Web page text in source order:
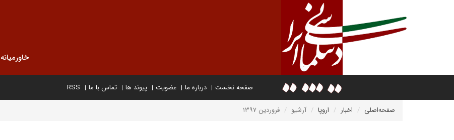
خاورمیانه
صفحه نخست درباره ما عضویت پیوند ها تماس با ما RSS
صفحه‌اصلی اخبار اروپا آرشیو فروردین ۱۳۹۷